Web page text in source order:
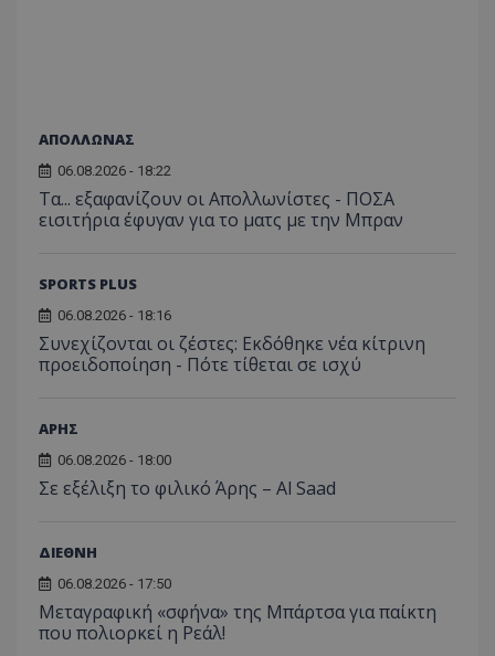
ΑΠΟΛΛΩΝΑΣ
06.08.2026 - 18:22
Τα... εξαφανίζουν οι Απολλωνίστες - ΠΟΣΑ
εισιτήρια έφυγαν για το ματς με την Μπραν
SPORTS PLUS
06.08.2026 - 18:16
Συνεχίζονται οι ζέστες: Εκδόθηκε νέα κίτρινη
προειδοποίηση - Πότε τίθεται σε ισχύ
ΑΡΗΣ
06.08.2026 - 18:00
Σε εξέλιξη το φιλικό Άρης – Al Saad
ΔΙΕΘΝΗ
06.08.2026 - 17:50
Μεταγραφική «σφήνα» της Μπάρτσα για παίκτη
που πολιορκεί η Ρεάλ!